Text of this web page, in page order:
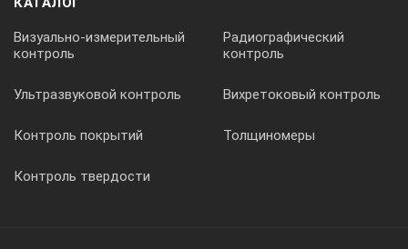
Визуально-измерительный
контроль
Радиографический
контроль
Ультразвуковой контроль Вихретоковый контроль
Контроль покрытий Толщиномеры
Контроль твердости